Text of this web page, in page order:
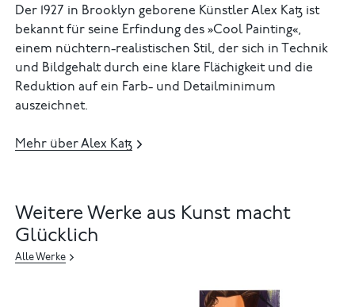
Der 1927 in Brooklyn geborene Künstler Alex Katz ist
bekannt für seine Erfindung des »Cool Painting«,
einem nüchtern-realistischen Stil, der sich in Technik
und Bildgehalt durch eine klare Flächigkeit und die
Reduktion auf ein Farb- und Detailminimum
auszeichnet.
Mehr über Alex Katz
Weitere Werke aus Kunst macht
Glücklich
Alle Werke